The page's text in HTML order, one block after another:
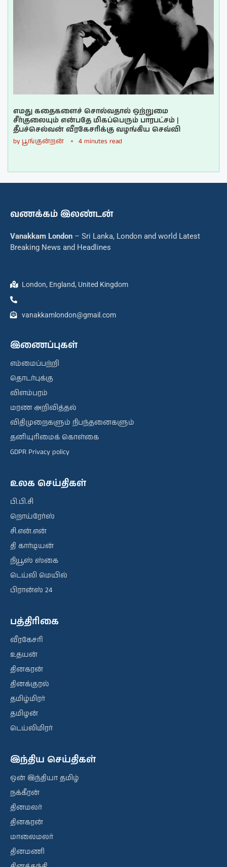
எமது கதைகளைச் சொல்வதால் ஒற்றுமை
சீர்குலையும் என்பதே மிகப்பெரும் பாரபட்சம் |
தீபச்செல்வன் வீரகேசரிக்கு வழங்கிய செவ்வி
by பூங்குன்றன் 4 minutes read
வணக்கம் இலண்டன்
Vanakkam London – Sri Lanka, London and world Latest
Breaking News and Headlines
London, England, United Kingdom
vanakkamlondon@gmail.com
இணைப்புகள்
எம்மைப்பற்றி
தொடர்புக்கு
விளம்பரம்
மரண அறிவித்தல்
விதிமுறைகளும் நிபந்தனைகளும்
தனியுரிமைக் கொள்கை
GDPR Privacy policy
உலக செய்திகள்
பி.பி.சி
றொய்ரேர்ஸ்
சி.என்.என்
தி கார்டியன்
நியூஸ் ஸ்கை
டெய்லி மெயில்
பிரான்ஸ் 24
பத்திரிகை
வீரகேசரி
உதயன்
தினகரன்
தினக்குரல்
தமிழ்மிரர்
தமிழன்
டெய்லிமிரர்
இந்திய செய்திகள்
ஒன் இந்தியா தமிழ்
நக்கீரன்
தினமலர்
தினகரன்
மாலைமலர்
தினமணி